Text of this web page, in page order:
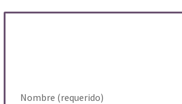
Nombre (requerido)